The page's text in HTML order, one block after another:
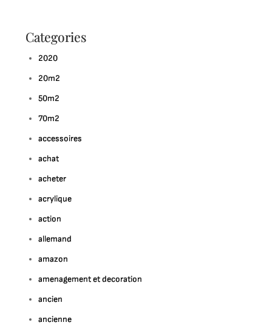
Categories
2020
20m2
50m2
70m2
accessoires
achat
acheter
acrylique
action
allemand
amazon
amenagement et decoration
ancien
ancienne